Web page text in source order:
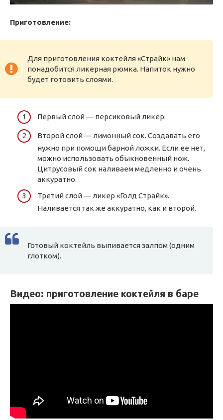
Приготовление:
Для приготовления коктейля «Страйк» нам
понадобится ликерная рюмка. Напиток нужно
будет готовить слоями.
Первый слой — персиковый ликер.
Второй слой — лимонный сок. Создавать его
нужно при помощи барной ложки. Если ее нет,
можно использовать обыкновенный нож.
Цитрусовый сок наливаем медленно и очень
аккуратно.
Третий слой — ликер «Голд Страйк».
Наливается так же аккуратно, как и второй.
Готовый коктейль выпивается залпом (одним
глотком).
Видео: приготовление коктейля в баре